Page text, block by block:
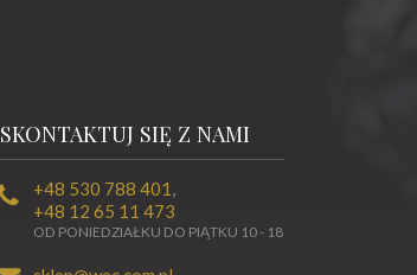
SKONTAKTUJ SIĘ Z NAMI
+48 530 788 401 ,
+48 12 65 11 473
OD PONIEDZIAŁKU DO PIĄTKU 10 - 18